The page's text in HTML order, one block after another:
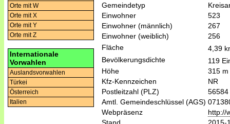
Orte mit W
Orte mit X
Orte mit Y
Orte mit Z
Internationale
Vorwahlen
Auslandsvorwahlen
Türkei
Österreich
Italien
Gemeindetyp
Einwohner
523
Einwohner (männlich)
267
Einwohner (weiblich)
256
Fläche
4,39
Bevölkerungsdichte
119
Höhe
315 m
Kfz-Kennzeichen
NR
Postleitzahl (PLZ)
56584
Amtl. Gemeindeschlüssel (AGS)
Webpräsenz
http://